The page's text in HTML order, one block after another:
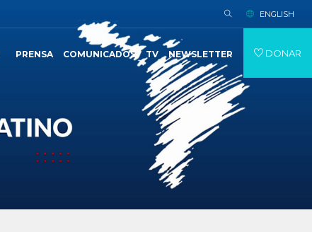
ENGLISH
PRENSA COMUNICADOS TV NEWSLETTER DONAR